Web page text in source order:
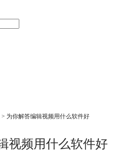
> 为你解答编辑视频用什么软件好
视频用什么软件好